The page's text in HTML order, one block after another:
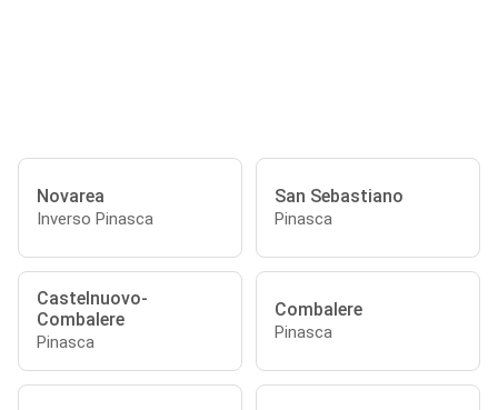
Novarea
Inverso Pinasca
San Sebastiano
Pinasca
Castelnuovo-
Combalere
Pinasca
Combalere
Pinasca